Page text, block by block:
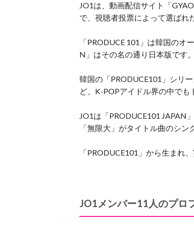
JO1は、動画配信サイト「
で、視聴者投票によって選ばれ
「PRODUCE 101」は韓国の
N」はその名の通り日本版です。
韓国の「PRODUCE101」シリ
ど、K-POPアイドル界の中でも
JO1は「PRODUCE101 JAPAN
「無限大」がタイトル曲のシン
「PRODUCE101」から生まれ
JO1メンバー11人のプ